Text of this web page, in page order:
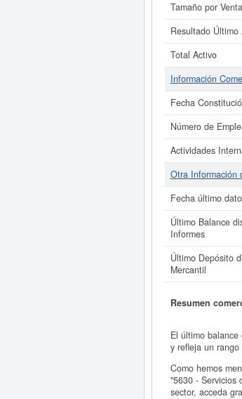
Tamaño por
Resultado Último
Total Activo
Información
Fecha
Número de
Actividades
Otra Información
Fecha último dato
Último Balance
Informes
Último Depósito
Mercantil
Resumen
El último balance
y refleja un
Como hemos
"5630 - Servicios
sector, acceda